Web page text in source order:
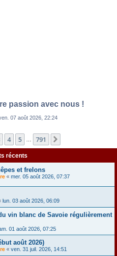
passion avec nous !
07 août 2026, 22:24
4 5 791
récents
et frelons
« mer. 05 août 2026, 07:37
lun. 03 août 2026, 06:09
vin blanc de Savoie régulièrement
01 août 2026, 07:25
août 2026)
« ven. 31 juil. 2026, 14:51